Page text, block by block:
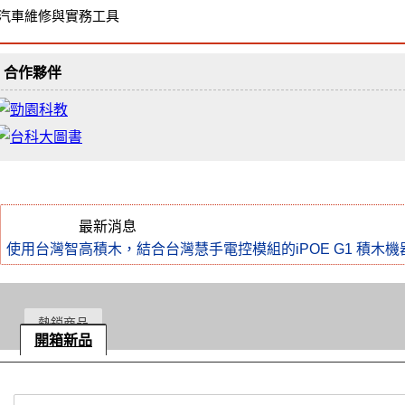
車維修與實務工具
合作夥伴
最新消息
使用台灣智高積木，結合台灣慧手電控模組的iPOE G1 積木機
2025 GTC全民科技力大賽 夏季賽
Monkey Color原廠國際講師認證課程
more
熱銷商品
開箱新品